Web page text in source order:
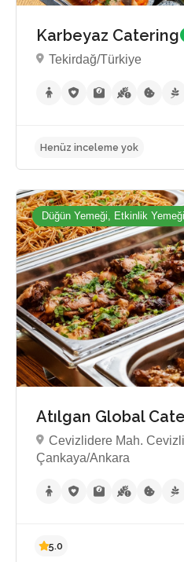
Henüz inceleme yok
Karbeyaz Catering
Tekirdağ/Türkiye
Düğün Yemeği, Etkinlik
Atılgan Global
Cevizlidere Mah.
Çankaya/Ankara